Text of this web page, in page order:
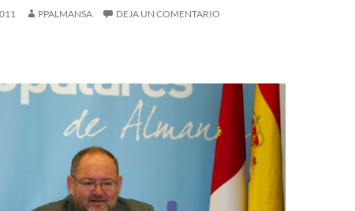
PPALMANSA DEJA UN COMENTARIO